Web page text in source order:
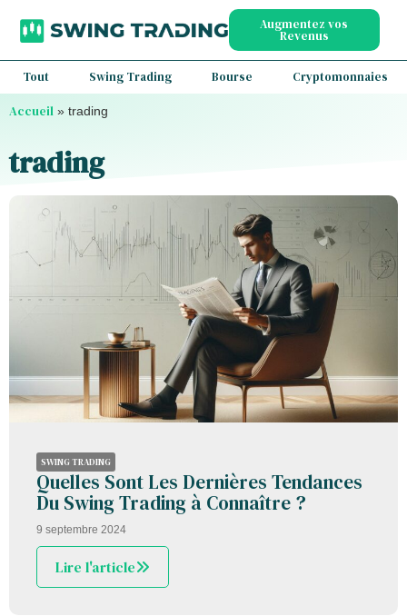
Augmentez vos
Revenus
Tout Swing Trading Bourse Cryptomonnaies
Accueil » trading
trading
SWING TRADING
Quelles Sont Les Dernières Tendances
Du Swing Trading à Connaître ?
9 septembre 2024
Lire l'article